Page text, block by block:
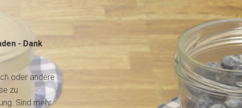
- Dank
oder andere
zu
Sind mehr